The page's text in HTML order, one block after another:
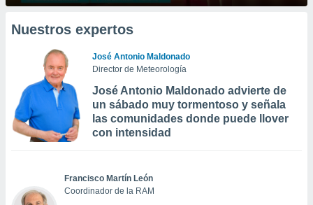
Nuestros expertos
José Antonio Maldonado
Director de Meteorología
José Antonio Maldonado advierte de
un sábado muy tormentoso y señala
las comunidades donde puede llover
con intensidad
Francisco Martín León
Coordinador de la RAM